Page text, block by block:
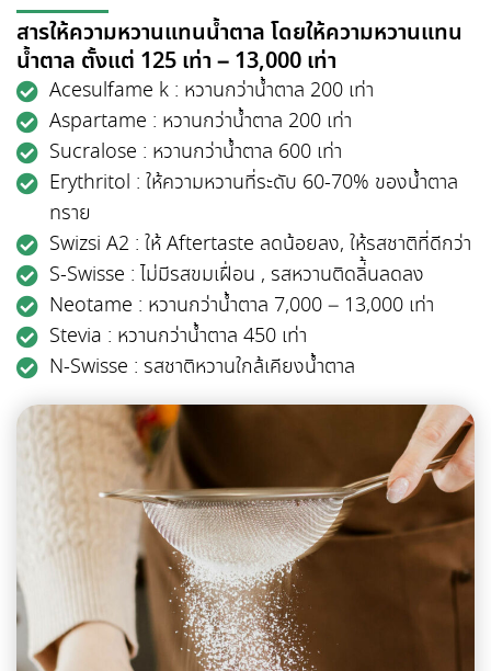
สารให้ความหวานแทนน้ำตาล โดยให้ความหวานแทน
น้ำตาล ตั้งแต่ 125 เท่า – 13,000 เท่า
Acesulfame k : หวานกว่าน้ำตาล 200 เท่า
Aspartame : หวานกว่าน้ำตาล 200 เท่า
Sucralose : หวานกว่าน้ำตาล 600 เท่า
Erythritol : ให้ความหวานที่ระดับ 60-70% ของน้ำตาล
ทราย
Swizsi A2 : ให้ Aftertaste ลดน้อยลง, ให้รสชาติที่ดีกว่า
S-Swisse : ไม่มีรสขมเฝื่อน , รสหวานติดลิ่้นลดลง
Neotame : หวานกว่าน้ำตาล 7,000 – 13,000 เท่า
Stevia : หวานกว่าน้ำตาล 450 เท่า
N-Swisse : รสชาติหวานใกล้เคียงน้ำตาล